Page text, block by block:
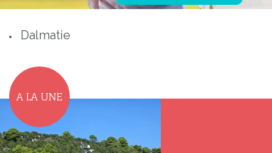
Dalmatie
A LA UNE